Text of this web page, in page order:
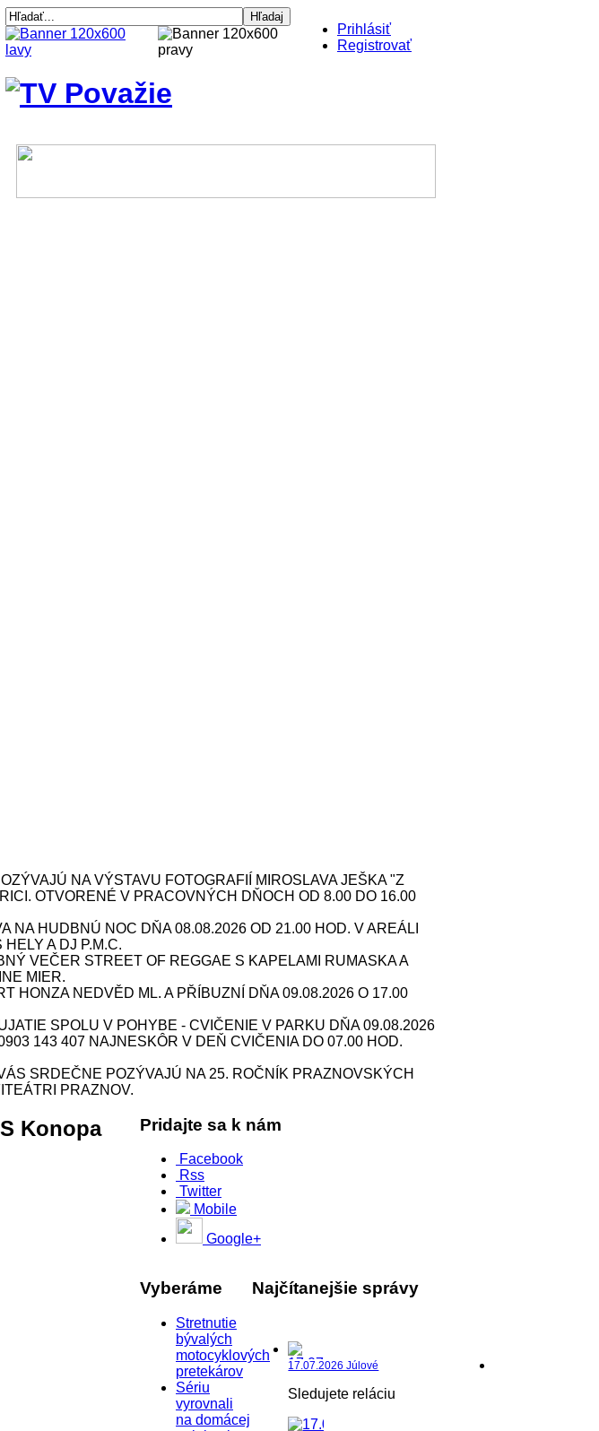
Prihlásiť
Registrovať
NA VÝSTAVU FOTOGRAFIÍ MIROSLAVA JEŠKA "Z
OTVORENÉ V PRACOVNÝCH DŇOCH OD 8.00 DO 16.00
HUDBNÚ NOC DŇA 08.08.2026 OD 21.00 HOD. V AREÁLI
A DJ P.M.C.
VEČER STREET OF REGGAE S KAPELAMI RUMASKA A
MIER.
HONZA NEDVĚD ML. A PŘÍBUZNÍ DŇA 09.08.2026 O 17.00
SPOLU V POHYBE - CVIČENIE V PARKU DŇA 09.08.2026
143 407 NAJNESKÔR V DEŇ CVIČENIA DO 07.00 HOD.
SRDEČNE POZÝVAJÚ NA 25. ROČNÍK PRAZNOVSKÝCH
PRAZNOV.
Konopa Pridajte sa k nám
Facebook
Rss
Twitter
Mobile
Google+
Vyberáme
Stretnutie
bývalých
motocyklových
pretekárov
Sériu
vyrovnali
na domácej
Najčítanejšie správy
17.07.2026 Júlové
Sledujete reláciu